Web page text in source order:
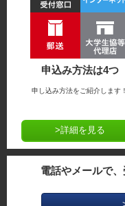
申込み方法は4つ
申し込み方法をご紹介します！
>詳細を見る
電話やメールで、